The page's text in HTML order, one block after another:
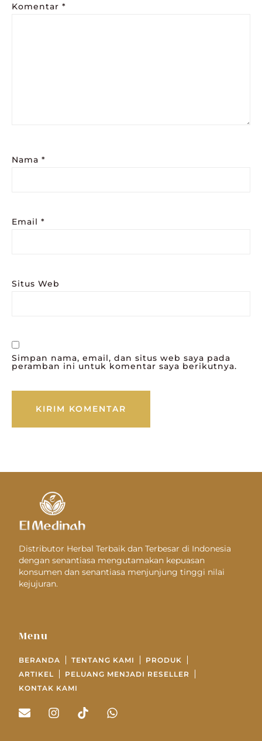
Komentar *
Nama *
Email *
Situs Web
Simpan nama, email, dan situs web saya pada
peramban ini untuk komentar saya berikutnya.
Distributor Herbal Terbaik dan Terbesar di Indonesia
dengan senantiasa mengutamakan kepuasan
konsumen dan senantiasa menjunjung tinggi nilai
kejujuran.
Menu
BERANDA TENTANG KAMI
PRODUK
ARTIKEL
PELUANG MENJADI RESELLER
KONTAK KAMI